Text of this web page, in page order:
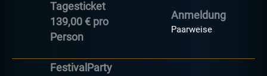
Tagesticket
139,00 € pro
Person
Anmeldung
Paarweise
FestivalParty